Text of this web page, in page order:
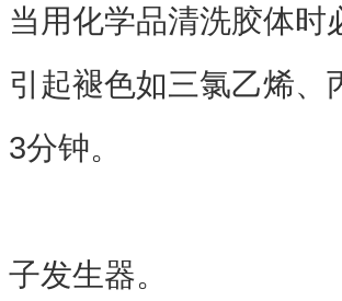
当用化学品清洗胶体
引起褪色如三氯乙烯
3分钟。
子发生器。